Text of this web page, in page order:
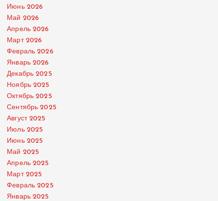
Июнь 2026
Май 2026
Апрель 2026
Март 2026
Февраль 2026
Январь 2026
Декабрь 2025
Ноябрь 2025
Октябрь 2025
Сентябрь 2025
Август 2025
Июль 2025
Июнь 2025
Май 2025
Апрель 2025
Март 2025
Февраль 2025
Январь 2025